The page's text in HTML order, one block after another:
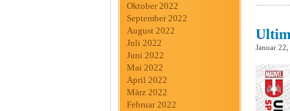
Oktober 2022
September 2022
August 2022
Juli 2022
Juni 2022
Mai 2022
April 2022
März 2022
Februar 2022
Januar